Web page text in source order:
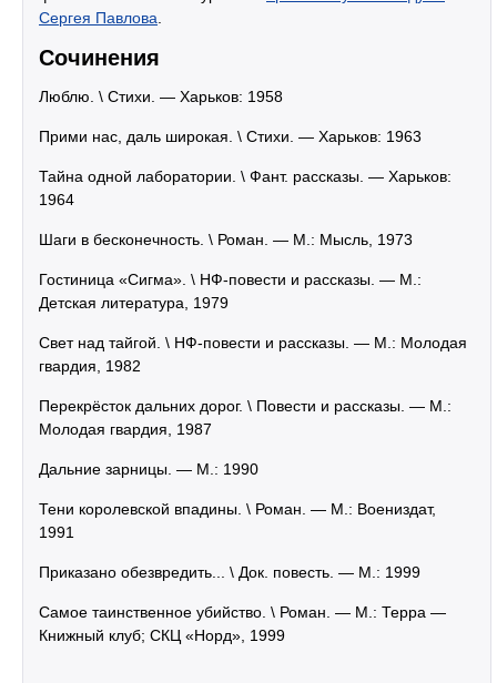
Сергея Павлова
Сочинения
Люблю. \ Стихи. — Харьков: 1958
Прими нас, даль широкая. \ Стихи. — Харьков: 1963
Тайна одной лаборатории. \ Фант. рассказы. — Харьков:
1964
Шаги в бесконечность. \ Роман. — М.: Мысль, 1973
Гостиница «Сигма». \ НФ-повести и рассказы. — М.:
Детская литература, 1979
Свет над тайгой. \ НФ-повести и рассказы. — М.: Молодая
гвардия, 1982
Перекрёсток дальних дорог. \ Повести и рассказы. — М.:
Молодая гвардия, 1987
Дальние зарницы. — М.: 1990
Тени королевской впадины. \ Роман. — М.: Воениздат,
1991
Приказано обезвредить... \ Док. повесть. — М.: 1999
Самое таинственное убийство. \ Роман. — М.: Терра —
Книжный клуб; СКЦ «Норд», 1999